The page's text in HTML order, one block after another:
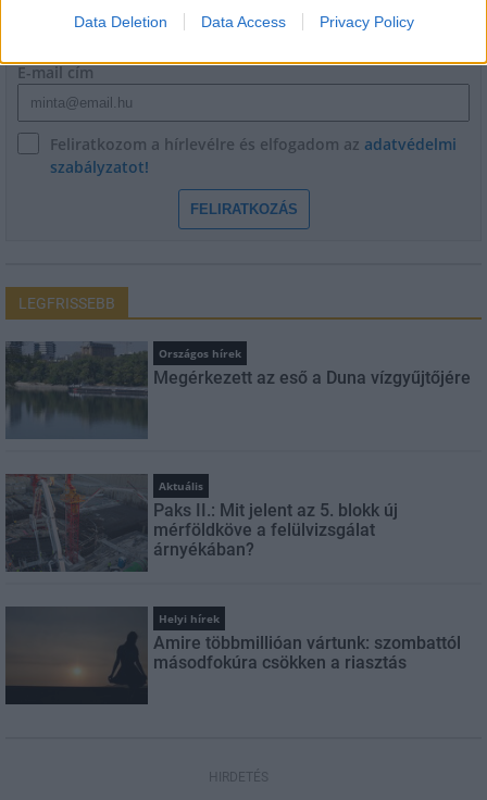
Data Deletion Data Access Privacy Policy
E-mail cím
Feliratkozom a hírlevélre és elfogadom az adatvédelmi
szabályzatot!
FELIRATKOZÁS
LEGFRISSEBB
Országos hírek
Megérkezett az eső a Duna vízgyűjtőjére
Aktuális
Paks II.: Mit jelent az 5. blokk új
mérföldköve a felülvizsgálat
árnyékában?
Helyi hírek
Amire többmillióan vártunk: szombattól
másodfokúra csökken a riasztás
HIRDETÉS